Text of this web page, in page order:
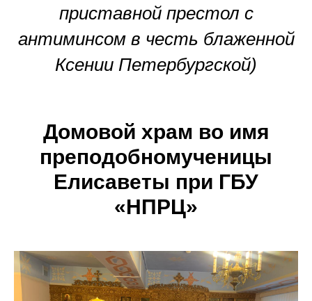
приставной престол с
антиминсом в честь блаженной
Ксении Петербургской)
Домовой храм воимя
преподобномученицы
Елисаветы при ГБУ
«НПРЦ»